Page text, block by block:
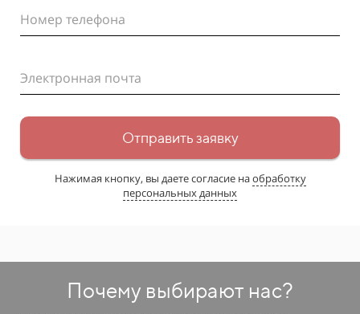
Номер телефона
Электронная почта
Отправить заявку
Нажимая кнопку, вы даете согласие наобработку
персональных данных
Почему выбирают нас?